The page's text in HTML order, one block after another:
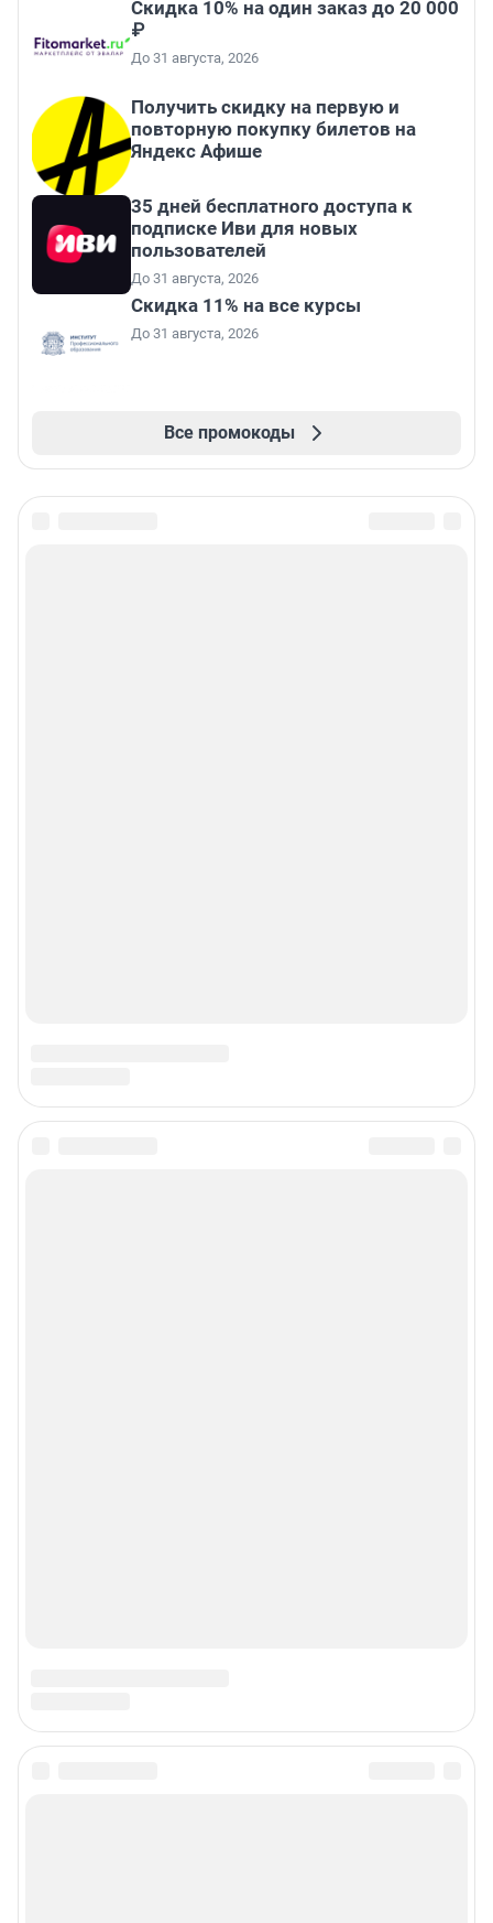
Скидка 10% на один заказ до 20 000
₽
До 31 августа, 2026
Получить скидку на первую и
повторную покупку билетов на
Яндекс Афише
35 дней бесплатного доступа к
подписке Иви для новых
пользователей
До 31 августа, 2026
Скидка 11% на все курсы
До 31 августа, 2026
Все промокоды